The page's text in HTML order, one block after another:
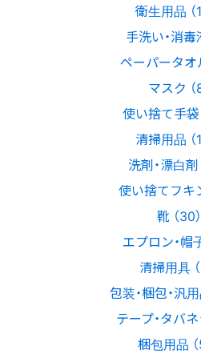
衛生用品 （
手洗い・消毒
ペーパータオ
マスク （
使い捨て手袋
清掃用品 （
洗剤・漂白剤
使い捨てフキ
靴 （30）
エプロン・帽
清掃用具 （
包装・梱包・汎用
テープ・タバネ
梱包用品 （